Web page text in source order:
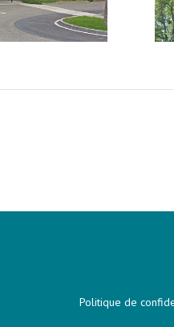
Politique de